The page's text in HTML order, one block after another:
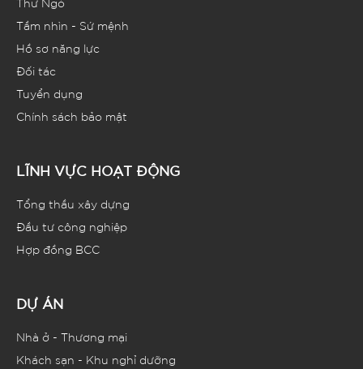
Tầm nhìn - Sứ mệnh
Hồ sơ năng lực
Đối tác
Tuyển dụng
Chính sách bảo mật
LĨNH VỰC HOẠT ĐỘNG
Tổng thầu xây dựng
Đầu tư công nghiệp
Hợp đồng BCC
DỰ ÁN
Nhà ở - Thương mại
Khách sạn - Khu nghỉ dưỡng